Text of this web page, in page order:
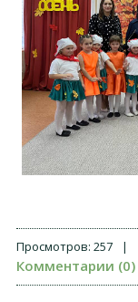
Просмотров: 257 |
Комментарии (0)